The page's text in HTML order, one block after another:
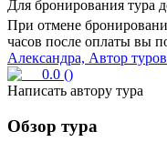
Для бронирования тура
При отмене
часов после оплаты вы
Александра, Автор туров
0.0 ()
Написать автору тура
Обзор тура